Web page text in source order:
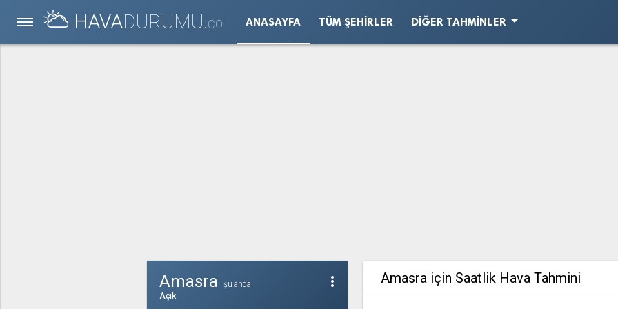
HAVADURUMU.CO ANASAYFA TÜM ŞEHIRLER DIĞER TAHMINLERarrow_drop_down
more_vert
Amasra
şu anda
Açık
Amasra için Saatlik Hava Tahmini